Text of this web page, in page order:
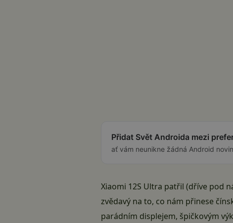
Přidat Svět Androida mezi
ať vám neunikne žádná Android
Xiaomi 12S Ultra patřil (dříve pod
zvědavý na to, co nám přinese
parádním displejem, špičkovým